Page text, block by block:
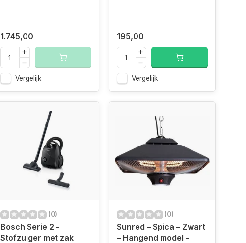
1.745,00
Vergelijk
195,00
Vergelijk
(0)
Bosch Serie 2 -
Stofzuiger met zak
(0)
Sunred – Spica – Zwart
– Hangend model -